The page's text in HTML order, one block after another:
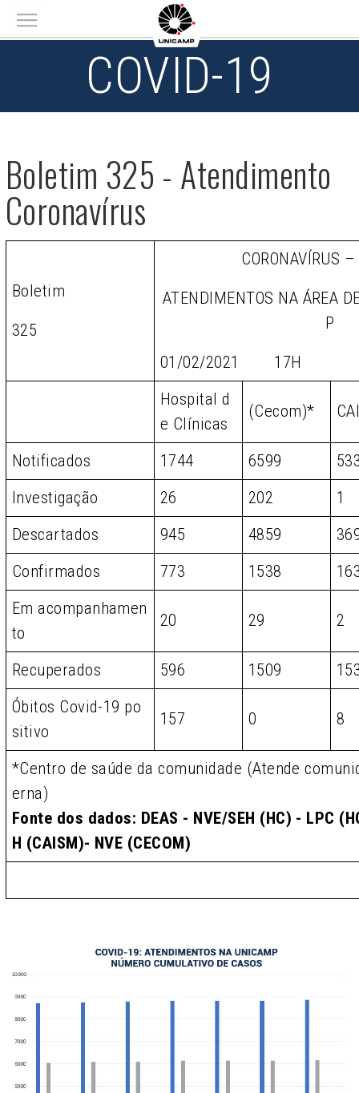
Main menu
COVID-19
Boletim 325 - Atendimento
Coronavírus
Boletim
325
CORONAVÍRUS
ATENDIMENTOS NA ÁREA
P
01/02/2021 17H
Hospital d
e Clínicas
(Cecom)*
Notificados 1744 6599
Investigação
26 202
1
Descartados
945 4859
Confirmados
773 1538
Em acompanhamen
to
20 29 2
Recuperados 596 1509
Óbitos Covid-19 po
sitivo
157 0 8
*Centro de saúde da comunidade (Atende
erna)
Fonte dos dados: DEAS - NVE/SEH (HC) - LPC
H (CAISM)- NVE (CECOM)